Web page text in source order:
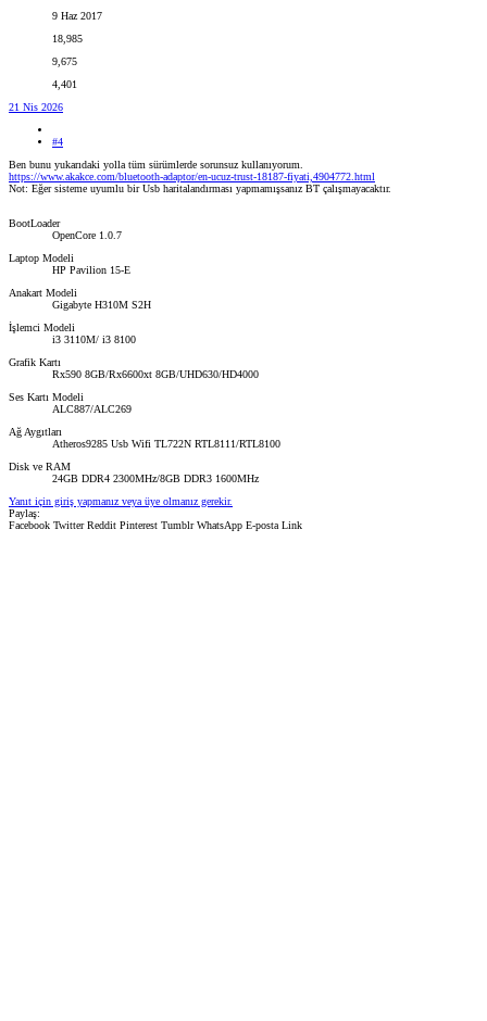
9 Haz 2017
18,985
9,675
4,401
21 Nis 2026
#4
Ben bunu yukarıdaki yolla tüm sürümlerde sorunsuz kullanıyorum.
https://www.akakce.com/bluetooth-adaptor/en-ucuz-trust-18187-fiyati,4904772.html
Not: Eğer sisteme uyumlu bir Usb haritalandırması yapmamışsanız BT çalışmayacaktır.
BootLoader
OpenCore 1.0.7
Laptop Modeli
HP Pavilion 15-E
Anakart Modeli
Gigabyte H310M S2H
İşlemci Modeli
i3 3110M/ i3 8100
Grafik Kartı
Rx590 8GB/Rx6600xt 8GB/UHD630/HD4000
Ses Kartı Modeli
ALC887/ALC269
Ağ Aygıtları
Atheros9285 Usb Wifi TL722N RTL8111/RTL8100
Disk ve RAM
24GB DDR4 2300MHz/8GB DDR3 1600MHz
Yanıt için giriş yapmanız veya üye olmanız gerekir.
Paylaş:
Facebook Twitter Reddit Pinterest Tumblr WhatsApp E-posta Link